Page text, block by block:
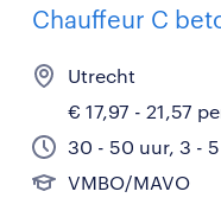
Chauffeur C
Utrecht
€ 17,97 - 21,57
30 - 50 uur, 3 -
VMBO/MAVO